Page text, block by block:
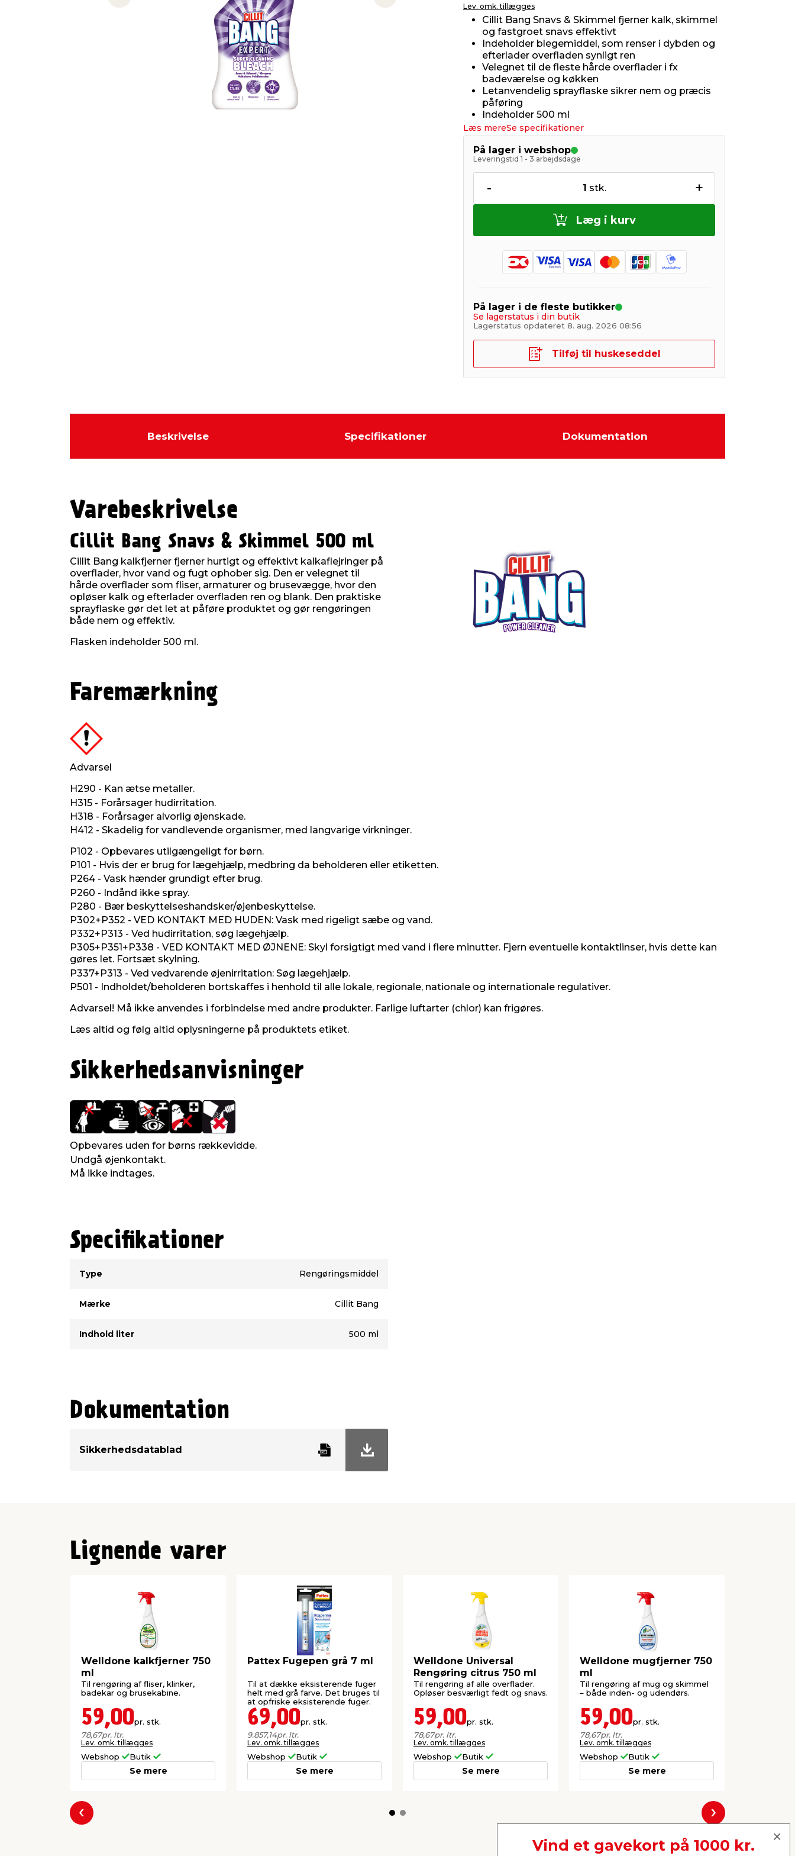
Previous slide Next slide Lev. omk. tillægges
Cillit Bang Snavs & Skimmel fjerner kalk, skimmel
og fastgroet snavs effektivt
Indeholder blegemiddel, som renser i dybden og
efterlader overfladen synligt ren
Velegnet til de fleste hårde overflader i fx
badeværelse og køkken
Letanvendelig sprayflaske sikrer nem og præcis
påføring
Indeholder 500 ml
Læs mereSe specifikationer
På lager i webshop
Leveringstid 1 - 3 arbejdsdage
- 1 stk. +
Læg i kurv
På lager i de fleste butikker
Se lagerstatus i din butik
Lagerstatus opdateret 8. aug. 2026 08:56
Tilføj til huskeseddel
Beskrivelse Specifikationer Dokumentation
Varebeskrivelse
Cillit Bang Snavs & Skimmel 500 ml
Cillit Bang kalkfjerner fjerner hurtigt og effektivt kalkaflejringer på
overflader, hvor vand og fugt ophober sig. Den er velegnet til
hårde overflader som fliser, armaturer og brusevægge, hvor den
opløser kalk og efterlader overfladen ren og blank. Den praktiske
sprayflaske gør det let at påføre produktet og gør rengøringen
både nem og effektiv.
Flasken indeholder 500 ml.
Faremærkning
Advarsel
H290 - Kan ætse metaller.
H315 - Forårsager hudirritation.
H318 - Forårsager alvorlig øjenskade.
H412 - Skadelig for vandlevende organismer, med langvarige virkninger.
P102 - Opbevares utilgængeligt for børn.
P101 - Hvis der er brug for lægehjælp, medbring da beholderen eller etiketten.
P264 - Vask hænder grundigt efter brug.
P260 - Indånd ikke spray.
P280 - Bær beskyttelseshandsker/øjenbeskyttelse.
P302+P352 - VED KONTAKT MED HUDEN: Vask med rigeligt sæbe og vand.
P332+P313 - Ved hudirritation, søg lægehjælp.
P305+P351+P338 - VED KONTAKT MED ØJNENE: Skyl forsigtigt med vand i flere minutter. Fjern eventuelle kontaktlinser, hvis dette kan
gøres let. Fortsæt skylning.
P337+P313 - Ved vedvarende øjenirritation: Søg lægehjælp.
P501 - Indholdet/beholderen bortskaffes i henhold til alle lokale, regionale, nationale og internationale regulativer.
Advarsel! Må ikke anvendes i forbindelse med andre produkter. Farlige luftarter (chlor) kan frigøres.
Læs altid og følg altid oplysningerne på produktets etiket.
Sikkerhedsanvisninger
Opbevares uden for børns rækkevidde.
Undgå øjenkontakt.
Må ikke indtages.
Specifikationer
Type
Rengøringsmiddel
Mærke Cillit Bang
Indhold liter 500 ml
Dokumentation
Sikkerhedsdatablad
Lignende varer
Welldone kalkfjerner 750
ml
Til rengøring af fliser, klinker,
badekar og brusekabine.
59,00pr. stk.
78,67pr. ltr.
Lev. omk. tillægges
Webshop Butik
Se mere
Pattex Fugepen grå 7 ml
Til at dække eksisterende fuger
helt med grå farve. Det bruges til
at opfriske eksisterende fuger.
69,00pr. stk.
9.857,14pr. ltr.
Lev. omk. tillægges
Webshop Butik
Se mere
Welldone Universal
Rengøring citrus 750 ml
Til rengøring af alle overflader.
Opløser besværligt fedt og snavs.
59,00pr. stk.
78,67pr. ltr.
Lev. omk. tillægges
Webshop Butik
Se mere
Welldone mugfjerner 750
ml
Til rengøring af mug og skimmel
– både inden- og udendørs.
59,00pr. stk.
78,67pr. ltr.
Lev. omk. tillægges
Webshop Butik
Se mere
Forrige Næste
Vind et gavekort på 1000 kr.